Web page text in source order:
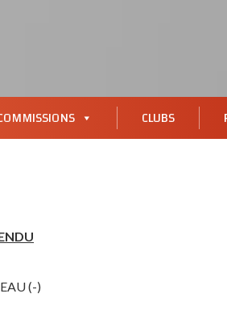
CLUBS
(-)